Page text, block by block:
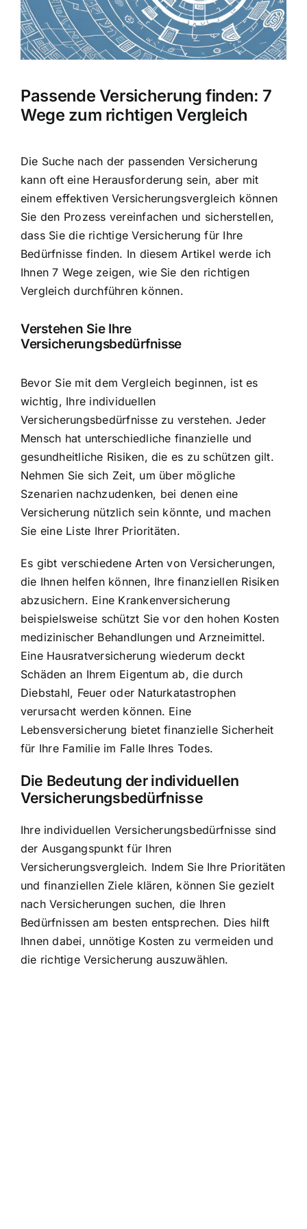
Hausratversicherung
Berufsunfähigkeitsversicherung
Weitere Tarifvergleiche
Passende Versicherung finden: 7
Wege zum richtigen Vergleich
Die Suche nach der passenden Versicherung
kann oft eine Herausforderung sein, aber mit
einemeffektiven Versicherungsvergleich können
Sie den Prozess vereinfachen und sicherstellen,
dass Sie die richtige Versicherung für Ihre
Bedürfnisse finden. In diesem Artikel werde ich
Ihnen 7 Wege zeigen, wie Sie den richtigen
Vergleich durchführen können.
Verstehen Sie Ihre
Versicherungsbedürfnisse
Bevor Sie mit dem Vergleich beginnen, ist es
wichtig, Ihre individuellen
Versicherungsbedürfnissezu verstehen. Jeder
Mensch hat unterschiedliche finanzielle und
gesundheitliche Risiken, die es zu schützen gilt.
Nehmen Sie sich Zeit, um über mögliche
Szenarien nachzudenken, bei denen eine
Versicherung nützlich sein könnte, und machen
Sie eine Liste Ihrer Prioritäten.
Es gibt verschiedene Arten von Versicherungen,
die Ihnen helfen können, Ihre finanziellen Risiken
abzusichern. Eine Krankenversicherung
beispielsweise schützt Sie vor den hohen Kosten
medizinischer Behandlungen und Arzneimittel.
Eine Hausratversicherung wiederum deckt
Schäden an Ihrem Eigentum ab, die durch
Diebstahl, Feuer oder Naturkatastrophen
verursacht werden können. Eine
Lebensversicherung bietet finanzielle Sicherheit
für Ihre Familie im Falle Ihres Todes.
Die Bedeutung der individuellen
Versicherungsbedürfnisse
Ihre individuellen Versicherungsbedürfnisse sind
der Ausgangspunkt für Ihren
Versicherungsvergleich. Indem Sie Ihre Prioritäten
und finanziellen Ziele klären, können Sie gezielt
nach Versicherungen suchen, die Ihren
Bedürfnissen am besten entsprechen. Dies hilft
Ihnen dabei, unnötige Kosten zu vermeiden und
die richtige Versicherung auszuwählen.